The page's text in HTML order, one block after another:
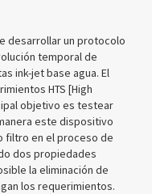
desarrollar un protocolo
temporal de
ink-jet base agua. El
HTS [High
objetivo es testear
este dispositivo
filtro en el proceso de
dos propiedades
la eliminación de
los requerimientos.